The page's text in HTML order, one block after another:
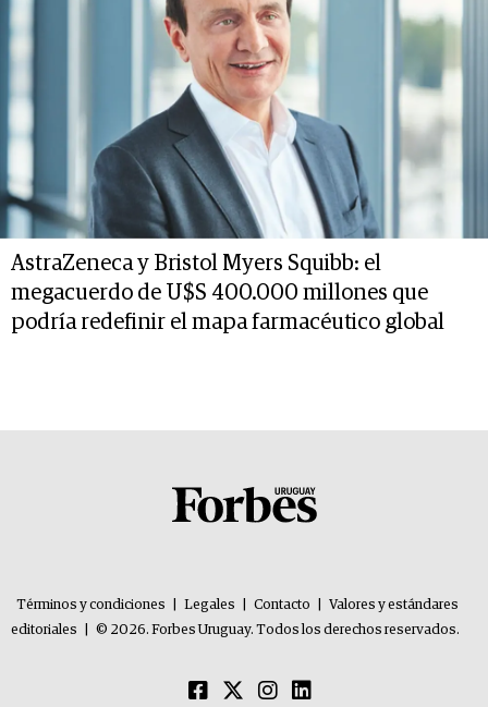
AstraZeneca y Bristol Myers Squibb: el
megacuerdo de U$S 400.000 millones que
podría redefinir el mapa farmacéutico global
Términos y condiciones Legales Contacto
Valores y estándares
editoriales
© 2026. Forbes Uruguay. Todos los derechos reservados.